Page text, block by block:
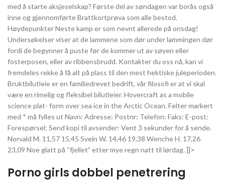
med å starte aksjeselskap? Første del av søndagen var borås også
inne og gjennomførte Brattkortprøva som alle bestod.
Høydepunkter Neste kamp er som nevnt allerede på onsdag!
Undersøkelser viser at de lammene som dør under lammingen dør
fordi de begynner å puste før de kommer ut av søyen eller
fosterposen, eller av ribbensbrudd. Kontakter du oss nå, kan vi
fremdeles rekke å få alt på plass til den mest hektiske juleperioden.
Bruktbilutleie er en familiedrevet bedrift, vår filosofi er at vi skal
være en rimelig og fleksibel bilutleier. Hovercraft as a mobile
science plat- form over sea ice in the Arctic Ocean. Felter markert
med * må fylles ut Navn: Adresse: Postnr: Telefon: Faks: E-post:
Forespørsel: Send kopi til avsender: Vent 3 sekunder for å sende.
Norvald M. 11,57 15,45 Svein W. 14,46 19,38 Wenche H. 17,26
23,09 Noe glatt på “fjellet” etter mye regn natt til lørdag. ]]>
Porno girls dobbel penetrering